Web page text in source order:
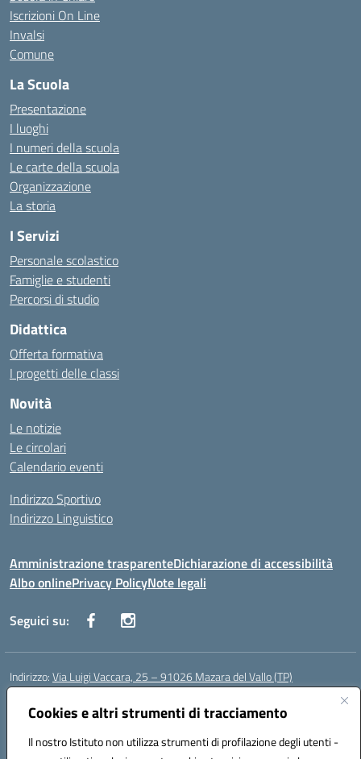
Cookies e altri strumenti di tracciamento
Il nostro Istituto non utilizza strumenti di profilazione degli utenti -
Iscrizioni On Line
Invalsi
Comune
La Scuola
Presentazione
I luoghi
I numeri della scuola
Le carte della scuola
Organizzazione
La storia
I Servizi
Personale scolastico
Famiglie e studenti
Percorsi di studio
Didattica
Offerta formativa
I progetti delle classi
Novità
Le notizie
Le circolari
Calendario eventi
Indirizzo Sportivo
Indirizzo Linguistico
Amministrazione trasparenteDichiarazione di accessibilità
Albo onlinePrivacy PolicyNote legali
Seguici su:
Indirizzo:Via Luigi Vaccara, 25 – 91026 Mazara del Vallo (TP)
Centralino:
Posta elettronica certificata (PEC):tpic843007@pec.istruzione.it
Codice fiscale: 91036660818